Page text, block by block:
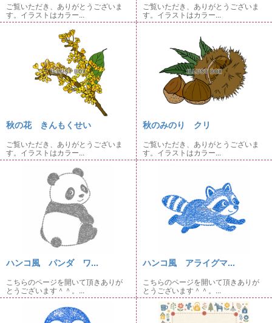
ご覧いただき、ありがとうございま
す。イラストはカラー...
ご覧いただき、ありがとうございま
す。イラストはカラー...
秋の花 きんもくせい
ご覧いただき、ありがとうございま
す。イラストはカラー...
秋のみのり クリ
ご覧いただき、ありがとうございま
す。イラストはカラー...
ハンコ風 パンダ ワ...
こちらのページを開いて頂きありが
とうございます＾＾。...
ハンコ風 アライグマ...
こちらのページを開いて頂きありが
とうございます＾＾。...